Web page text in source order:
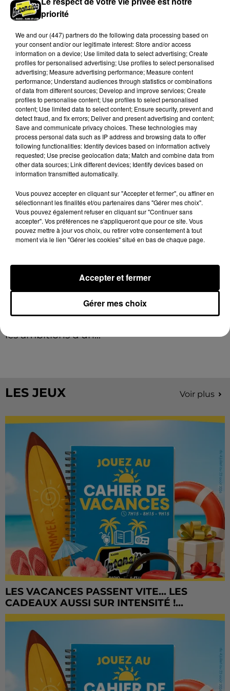
Coupe de France : les basketteurs chartrains
connaissent la...
Le C'CMBM affrontera un autre club de la région
Centre à l'occasion des 32es de finale de la Coupe de
France.
LE GRAND FORMAT Voir plus
les ambitions d'un...
LES JEUX Voir plus
LES VACANCES PASSENT VITE... LES
CADEAUX AUSSI SUR INTENSITÉ !...
priorité
We and our (447) partnersdo the following data processing based on
your consent and/or our legitimate interest: Store and/or access
information on a device; Use limited data to select advertising; Create
profiles for personalised advertising; Use profiles to select personalised
advertising; Measure advertising performance; Measure content
performance; Understand audiences through statistics or combinations
of data from different sources; Develop and improve services; Create
profiles to personalise content; Use profiles to select personalised
content; Use limited data to select content; Ensure security, prevent and
detect fraud, and fix errors; Deliver and present advertising and content;
Save and communicate privacy choices. These technologies may
process personal data such as IP address and browsing data to offer
following functionalities: Identify devices based on information actively
requested; Use precise geolocation data; Match and combine data from
other data sources; Link different devices; Identify devices based on
information transmitted automatically.
Vous pouvez accepter en cliquant sur "Accepter et fermer", ou affiner en
sélectionnant les finalités et/ou partenaires dans "Gérer mes choix".
Vous pouvez également refuser en cliquant sur "Continuer sans
accepter". Vos préférences ne s'appliqueront que pour ce site. Vous
pouvez mettre à jour vos choix, ou retirer votre consentement à tout
moment via le lien "Gérer les cookies" situé en bas de chaque page.
Gérer mes choix
Accepter et fermer